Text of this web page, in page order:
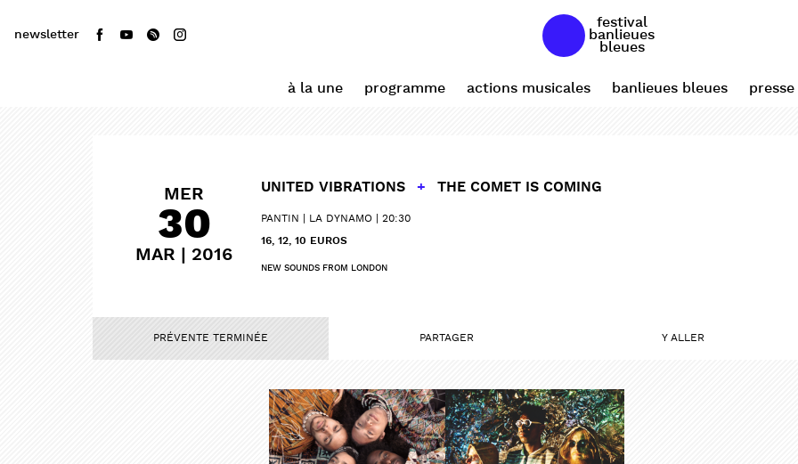
festival
banlieues
bleues
newsletter
à la une programme actions musicales banlieues bleues presse
MER
30
MAR | 2016
UNITED VIBRATIONS + THE COMET IS COMING
PANTIN LA DYNAMO
20:30
16, 12, 10 EUROS
NEW SOUNDS FROM LONDON
PRÉVENTE TERMINÉE PARTAGER Y ALLER